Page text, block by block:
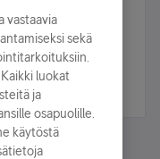
vastaavia
sekä
luokat
ja
osapuolille.
käytöstä